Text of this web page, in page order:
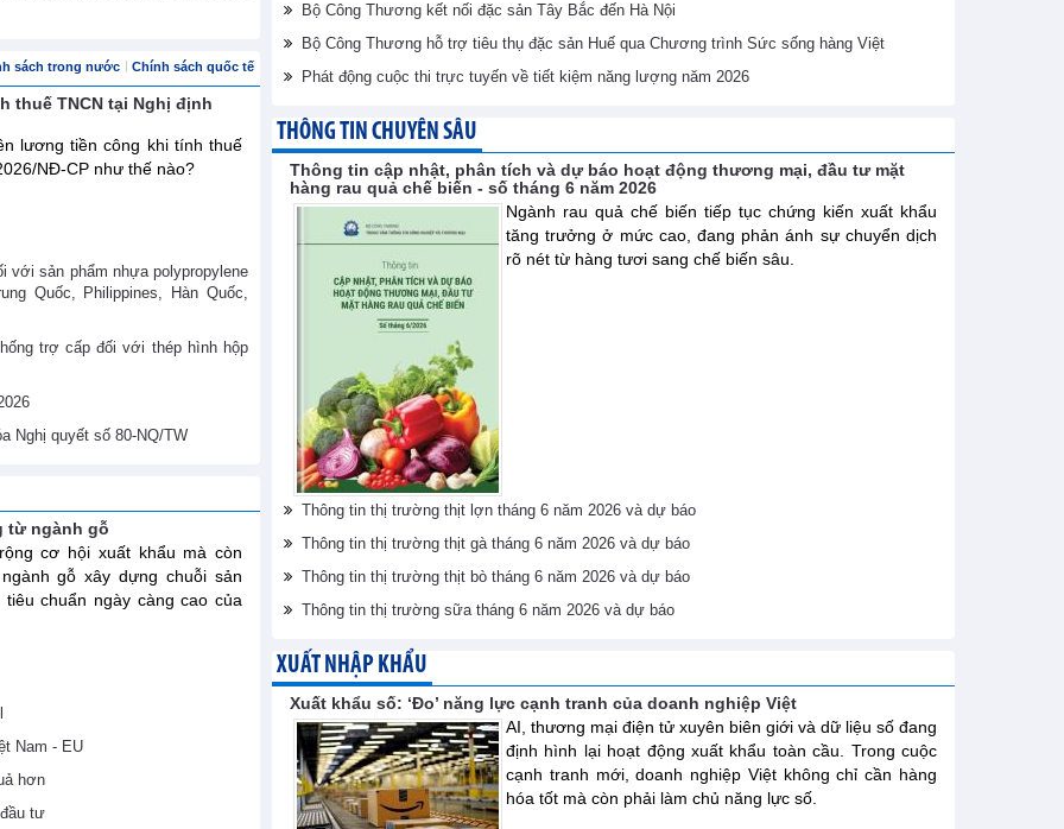
sách trong nước Chính sách quốc tế
thuế TNCN tại Nghị định
lương tiền công khi tính thuế
NĐ-CP như thế nào?
với sản phẩm nhựa polypropylene
Quốc, Philippines, Hàn Quốc,
trợ cấp đối với thép hình hộp
Nghị quyết số 80-NQ/TW
từ ngành gỗ
cơ hội xuất khẩu mà còn
gỗ xây dựng chuỗi sản
chuẩn ngày càng cao của
Nam - EU
hơn
tư
Bộ Công Thương kết nối đặc sản Tây Bắc đến Hà Nội
Bộ Công Thương hỗ trợ tiêu thụ đặc sản Huế qua Chương trình Sức sống hàng Việt
Phát động cuộc thi trực tuyến về tiết kiệm năng lượng năm 2026
THÔNG TIN CHUYÊN SÂU
Thông tin cập nhật, phân tích và dự báo hoạt động thương mại, đầu tư mặt
hàng rau quả chế biến - số tháng 6 năm 2026
Ngành rau quả chế biến tiếp tục chứng kiến xuất khẩu
tăng trưởng ở mức cao, đang phản ánh sự chuyển dịch
rõ nét từ hàng tươi sang chế biến sâu.
Thông tin thị trường thịt lợn tháng 6 năm 2026 và dự báo
Thông tin thị trường thịt gà tháng 6 năm 2026 và dự báo
Thông tin thị trường thịt bò tháng 6 năm 2026 và dự báo
Thông tin thị trường sữa tháng 6 năm 2026 và dự báo
XUẤT NHẬP KHẨU
Xuất khẩu số: ‘Đo’ năng lực cạnh tranh của doanh nghiệp Việt
AI, thương mại điện tử xuyên biên giới và dữ liệu số đang
định hình lại hoạt động xuất khẩu toàn cầu. Trong cuộc
cạnh tranh mới, doanh nghiệp Việt không chỉ cần hàng
hóa tốt mà còn phải làm chủ năng lực số.